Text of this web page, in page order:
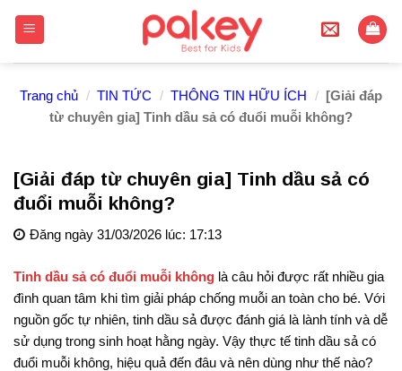
Trang chủ / TIN TỨC / THÔNG TIN HỮU ÍCH / [Giải đáp
từ chuyên gia] Tinh dầu sả có đuổi muỗi không?
[Giải đáp từ chuyên gia] Tinh dầu sả có
đuổi muỗi không?
Đăng ngày 31/03/2026 lúc: 17:13
Tinh dầu sả có đuổi muỗi không là câu hỏi được rất nhiều gia
đình quan tâm khi tìm giải pháp chống muỗi an toàn cho bé. Với
nguồn gốc tự nhiên, tinh dầu sả được đánh giá là lành tính và dễ
sử dụng trong sinh hoạt hằng ngày. Vậy thực tế tinh dầu sả có
đuổi muỗi không, hiệu quả đến đâu và nên dùng như thế nào?